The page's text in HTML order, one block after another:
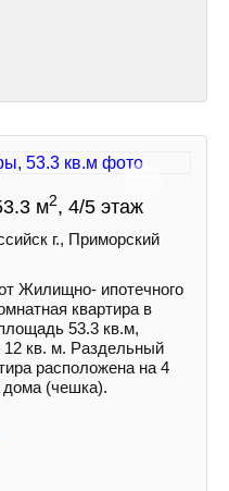
м2, 4/5 этаж
г., Приморский
Жилищно- ипотечного
квартира в
53.3 кв.м,
12 кв. м. Раздельный
расположена на 4
дома (чешка).